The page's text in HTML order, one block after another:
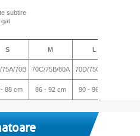
subtire
S M L
75A/70B 70C/75B/80A 70D/75C/80B
88 cm 86 - 92 cm 90 - 96 cm